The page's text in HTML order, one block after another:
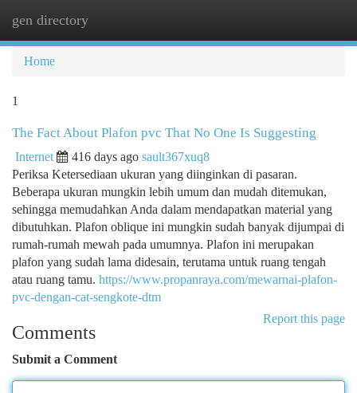
gen directory
Home
1
The Fact About Plafon pvc That No One Is Suggesting
Internet 416 days ago sault367xuq8
Periksa Ketersediaan ukuran yang diinginkan di pasaran.
Beberapa ukuran mungkin lebih umum dan mudah ditemukan,
sehingga memudahkan Anda dalam mendapatkan material yang
dibutuhkan. Plafon oblique ini mungkin sudah banyak dijumpai di
rumah-rumah mewah pada umumnya. Plafon ini merupakan
plafon yang sudah lama didesain, terutama untuk ruang tengah
atau ruang tamu. https://www.propanraya.com/mewarnai-plafon-
pvc-dengan-cat-sengkote-dtm
Report this page
Comments
Submit a Comment